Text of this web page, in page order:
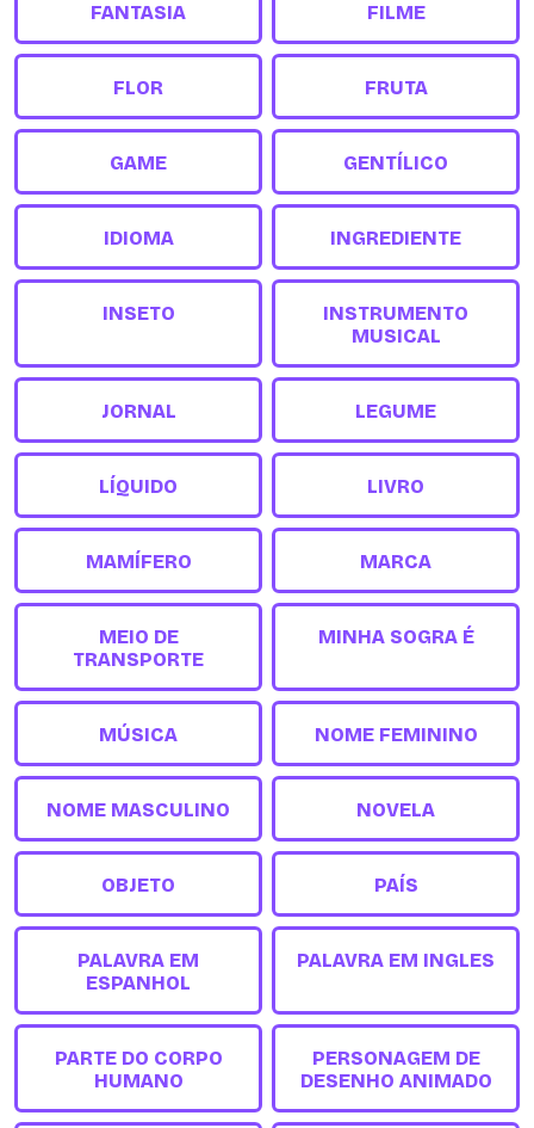
FANTASIA FILME
FLOR FRUTA
GAME GENTÍLICO
IDIOMA INGREDIENTE
INSETO
INSTRUMENTO
MUSICAL
JORNAL LEGUME
LÍQUIDO LIVRO
MAMÍFERO MARCA
MEIO DE
TRANSPORTE
MINHA SOGRA É
MÚSICA NOME FEMININO
NOME MASCULINO NOVELA
OBJETO PAÍS
PALAVRA EM
ESPANHOL
PALAVRA EM INGLES
PARTE DO CORPO
HUMANO
PERSONAGEM DE
DESENHO ANIMADO